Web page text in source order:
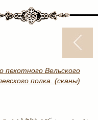
пехотного Вельского
полка. (сканы)